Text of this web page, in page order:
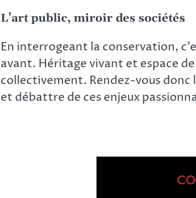
L’art public, miroir des sociétés
En interrogeant la conservation,
avant. Héritage vivant et espace
collectivement. Rendez-vous donc
et débattre de ces enjeux